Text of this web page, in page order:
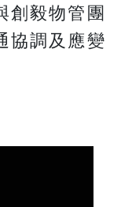
創毅物管團
協調及應變